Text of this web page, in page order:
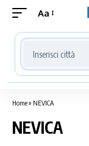
Aa
Cerca località
Home» NEVICA
NEVICA